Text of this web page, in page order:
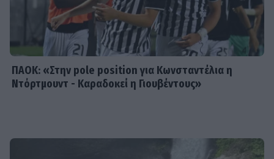
ΠΑΟΚ: «Στην pole position για Κωνσταντέλια η
Ντόρτμουντ - Καραδοκεί η Γιουβέντους»